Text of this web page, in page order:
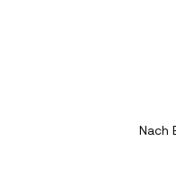
Nach